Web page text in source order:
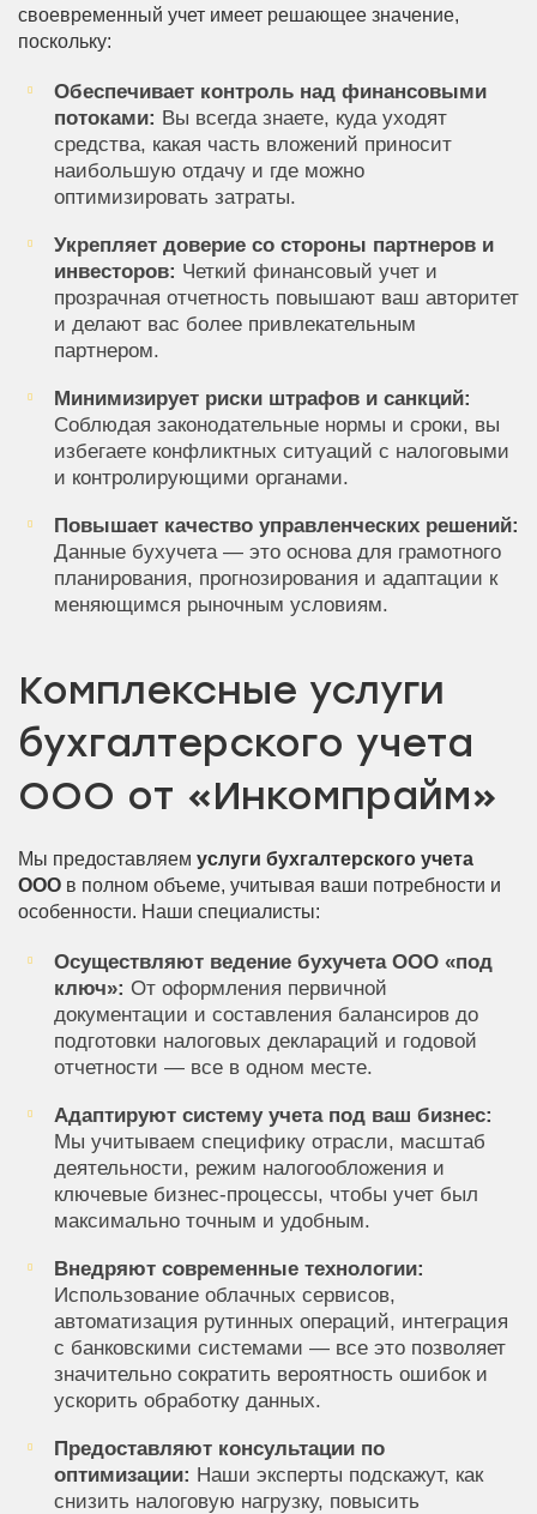
своевременный учет имеет решающее значение,
поскольку:
Обеспечивает контроль над финансовыми
потоками: Вы всегда знаете, куда уходят
средства, какая часть вложений приносит
наибольшую отдачу и где можно
оптимизировать затраты.
Укрепляет доверие со стороны партнеров и
инвесторов: Четкий финансовый учет и
прозрачная отчетность повышают ваш авторитет
и делают вас более привлекательным
партнером.
Минимизирует риски штрафов и санкций:
Соблюдая законодательные нормы и сроки, вы
избегаете конфликтных ситуаций с налоговыми
и контролирующими органами.
Повышает качество управленческих решений:
Данные бухучета — это основа для грамотного
планирования, прогнозирования и адаптации к
меняющимся рыночным условиям.
Комплексные услуги
бухгалтерского учета
ООО от «Инкомпрайм»
Мы предоставляем услуги бухгалтерского учета
ООО в полном объеме, учитывая ваши потребности и
особенности. Наши специалисты:
Осуществляют ведение бухучета ООО «под
ключ»: От оформления первичной
документации и составления балансиров до
подготовки налоговых деклараций и годовой
отчетности — все в одном месте.
Адаптируют систему учета под ваш бизнес:
Мы учитываем специфику отрасли, масштаб
деятельности, режим налогообложения и
ключевые бизнес-процессы, чтобы учет был
максимально точным и удобным.
Внедряют современные технологии:
Использование облачных сервисов,
автоматизация рутинных операций, интеграция
с банковскими системами — все это позволяет
значительно сократить вероятность ошибок и
ускорить обработку данных.
Предоставляют консультации по
оптимизации: Наши эксперты подскажут, как
снизить налоговую нагрузку, повысить